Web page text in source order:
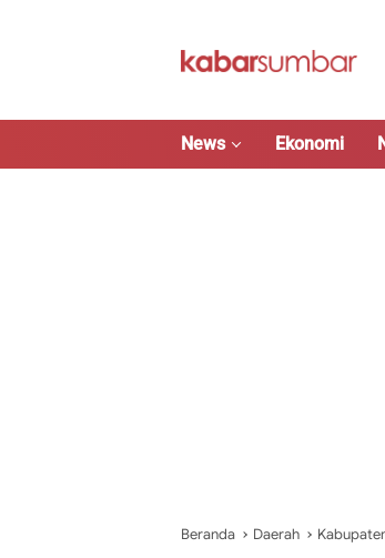
News Ekonomi
Beranda Daerah